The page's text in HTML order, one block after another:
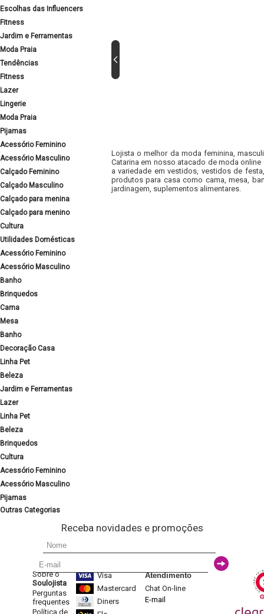
Escolhas das Influencers
Fitness
Jardim e Ferramentas
Moda Praia
Tendências
Fitness
Lazer
Lingerie
Moda Praia
Pijamas
Acessório Feminino
Acessório Masculino
Calçado Feminino
Calçado Masculino
Calçado para menina
Calçado para menino
Cultura
Utilidades Domésticas
Acessório Feminino
Acessório Masculino
Banho
Brinquedos
Cama
Mesa
Banho
Decoração Casa
Linha Pet
Beleza
Jardim e Ferramentas
Lazer
Linha Pet
Beleza
Brinquedos
Cultura
Acessório Feminino
Acessório Masculino
Pijamas
Outras Categorias
Lojista o melhor da moda feminina,
Catarina em nosso atacado de moda
a variedade em vestidos, vestidos de
produtos para casa como cama, mesa,
jardinagem, suplementos alimentares.
Receba novidades e promoções
Sobre o
Soulojista
Perguntas
frequentes
Política de
Visa
Mastercard
Diners
Atendimento
Chat On-line
E-mail